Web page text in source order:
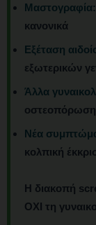
Μαστογραφία:
κανονικά
Εξέταση
εξωτερικών
Άλλα
Νέα
κολπική
Η διακοπή
ΟΧΙ τη